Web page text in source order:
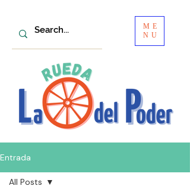
ME
NU
Entrada
All Posts